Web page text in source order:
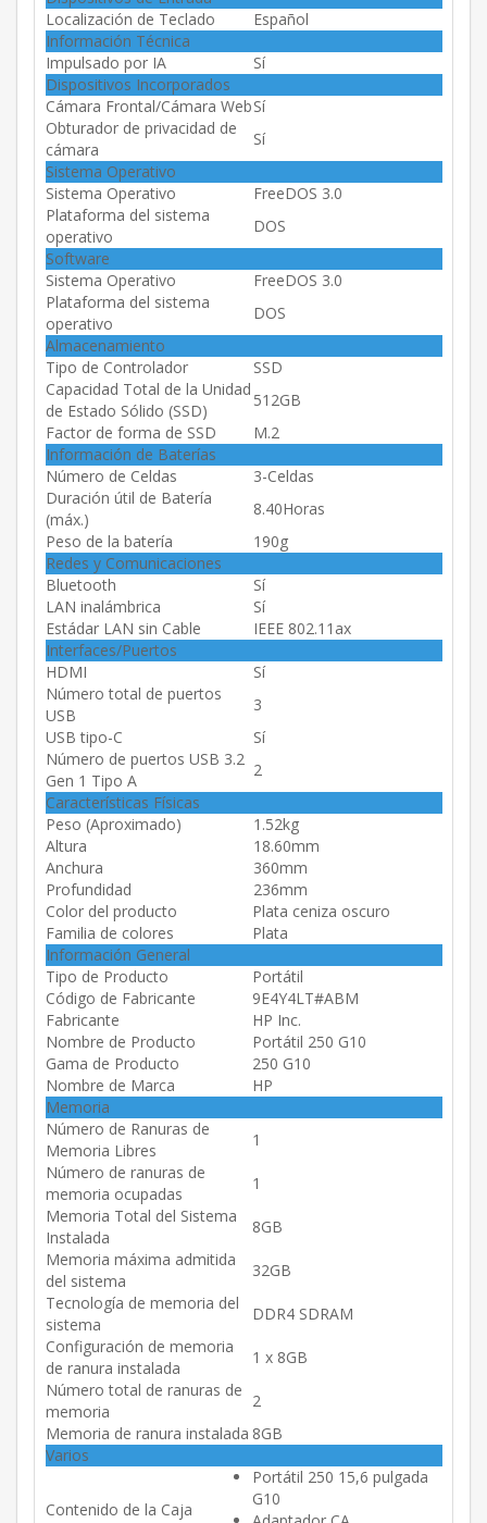
Localización de Teclado
Español
Información Técnica
Impulsado por IA
Sí
Dispositivos Incorporados
Cámara Frontal/Cámara WebSí
Obturador de privacidad de
cámara
Sí
Sistema Operativo
Sistema Operativo
FreeDOS 3.0
Plataforma del sistema
operativo
DOS
Software
Sistema Operativo
FreeDOS 3.0
Plataforma del sistema
operativo
DOS
Almacenamiento
Tipo de Controlador
SSD
Capacidad Total de la Unidad
de Estado Sólido (SSD)
512GB
Factor de forma de SSD
M.2
Información de Baterías
Número de Celdas
3-Celdas
Duración útil de Batería
(máx.)
8.40Horas
Peso de la batería
190g
Redes y Comunicaciones
Bluetooth
Sí
LAN inalámbrica
Sí
Estádar LAN sin Cable
IEEE 802.11ax
Interfaces/Puertos
HDMI
Sí
Número total de puertos
USB
3
USB tipo-C
Sí
Número de puertos USB 3.2
Gen 1 Tipo A
2
Características Físicas
Peso (Aproximado)
1.52kg
Altura
18.60mm
Anchura
360mm
Profundidad
236mm
Color del producto
Plata ceniza oscuro
Familia de colores
Plata
Información General
Tipo de Producto
Portátil
Código de Fabricante
9E4Y4LT#ABM
Fabricante
HP Inc.
Nombre de Producto
Portátil 250 G10
Gama de Producto
250 G10
Nombre de Marca
HP
Memoria
Número de Ranuras de
Memoria Libres
1
Número de ranuras de
memoria ocupadas
1
Memoria Total del Sistema
Instalada
8GB
Memoria máxima admitida
del sistema
32GB
Tecnología de memoria del
sistema
DDR4 SDRAM
Configuración de memoria
de ranura instalada
1 x 8GB
Número total de ranuras de
memoria
2
Memoria de ranura instalada 8GB
Varios
Contenido de la Caja
Portátil 250 15,6 pulgada
G10